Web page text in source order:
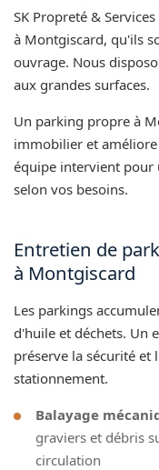
SK Propreté &
à Montgiscard, qu'ils
ouvrage. Nous
aux grandes surfaces.
Un parking propre à
immobilier et
équipe intervient pour
selon vos besoins.
Entretien de
à Montgiscard
Les parkings
d'huile et déchets. Un
préserve la sécurité et
stationnement.
Balayage
graviers et débris
circulation